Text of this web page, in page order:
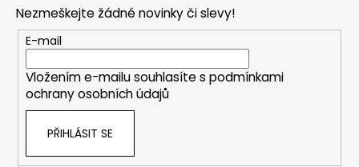
Nezmeškejte žádné novinky či slevy!
E-mail
Vložením e-mailu souhlasíte s podmínkami
ochrany osobních údajů
PŘIHLÁSIT SE